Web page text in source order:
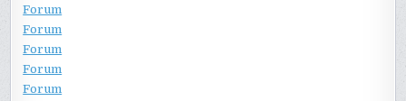
Forum
Forum
Forum
Forum
Forum